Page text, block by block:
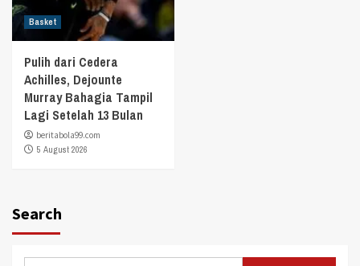
Basket
Pulih dari Cedera
Achilles, Dejounte
Murray Bahagia Tampil
Lagi Setelah 13 Bulan
beritabola99.com
5 August 2026
Search